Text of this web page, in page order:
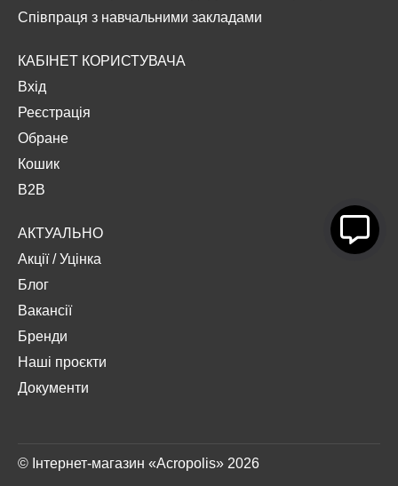
Співпраця з навчальними закладами
КАБІНЕТ КОРИСТУВАЧА
Вхід
Реєстрація
Обране
Кошик
B2B
АКТУАЛЬНО
Акції/Уцінка
Блог
Вакансії
Бренди
Наші проєкти
Документи
© Інтернет-магазин «Acropolis» 2026